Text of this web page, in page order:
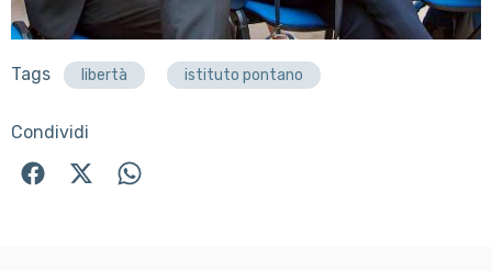
Tags libertà istituto pontano
Condividi